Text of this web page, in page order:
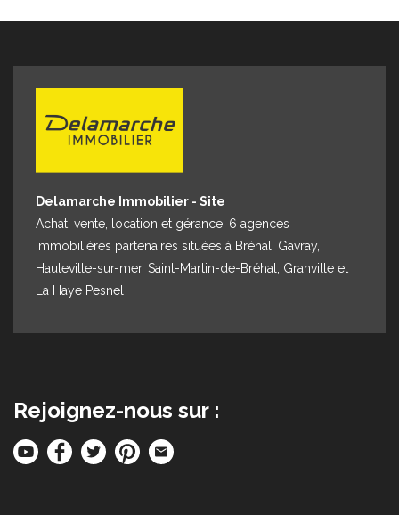
Delamarche Immobilier - Site
Achat, vente, location et gérance. 6 agences
immobilières partenaires situées à Bréhal, Gavray,
Hauteville-sur-mer, Saint-Martin-de-Bréhal, Granville et
La Haye Pesnel
Rejoignez-nous sur :